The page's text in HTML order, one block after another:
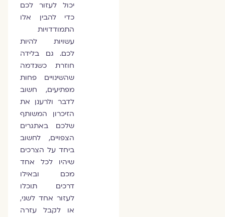
יכול לעזור לכם
כדי להבין אלו
התמודדויות
עשויות להיות
לכם. גם בלידה
חוזרת כשנדמה
שהשינויים פחות
מפתיעים, חשוב
לדבר ולרענן את
הזיכרון המשותף
שלכם באתגרים
הצפויים, לחשוב
ביחד על הצרכים
שיהיו לכל אחד
מכם ובאילו
דרכים תוכלו
לעזור אחד לשני,
או לקבל עזרה